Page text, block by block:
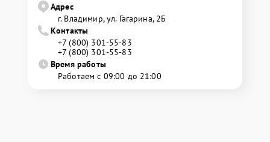
Адрес
г. Владимир, ул. Гагарина, 2Б
Контакты
+7 (800) 301-55-83
+7 (800) 301-55-83
Время работы
Работаем с 09:00 до 21:00